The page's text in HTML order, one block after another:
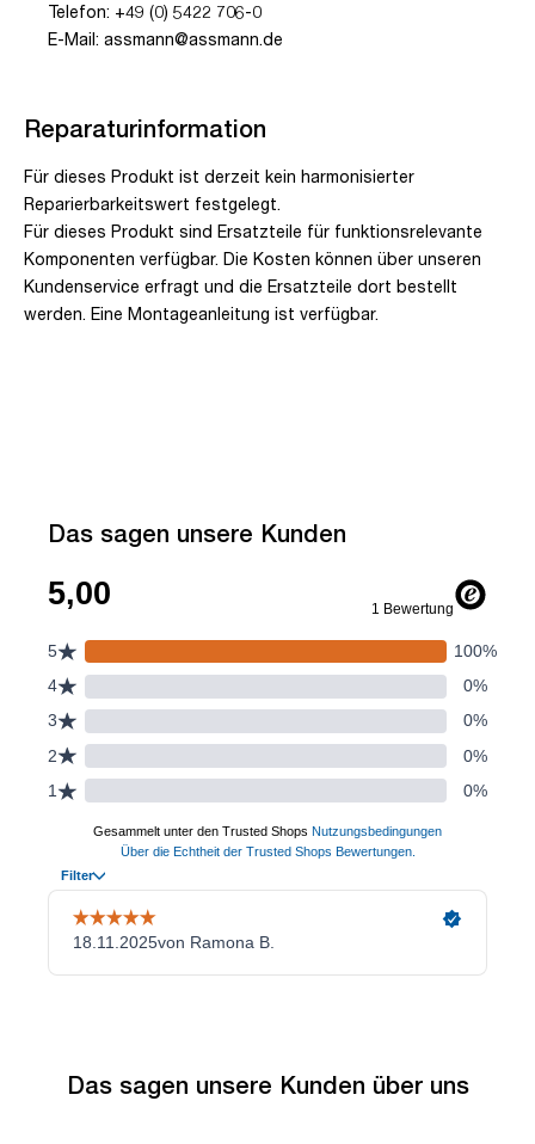
Telefon: +49 (0) 5422 706-0
E-Mail: assmann@assmann.de
Reparaturinformation
Für dieses Produkt ist derzeit kein harmonisierter
Reparierbarkeitswert festgelegt.
Für dieses Produkt sind Ersatzteile für funktionsrelevante
Komponenten verfügbar. Die Kosten können über unseren
Kundenservice erfragt und die Ersatzteile dort bestellt
werden. Eine Montageanleitung ist verfügbar.
Das sagen unsere Kunden
Das sagen unsere Kunden über uns